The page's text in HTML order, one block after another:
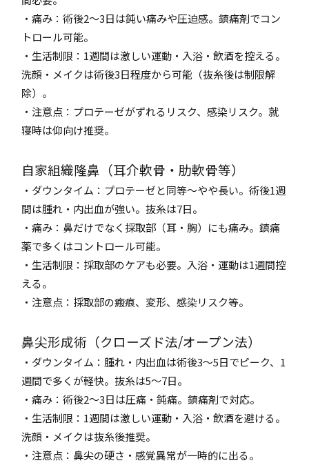
・痛み：術後2～3日は鈍い痛みや圧迫感。鎮痛剤でコン
トロール可能。
・生活制限：1週間は激しい運動・入浴・飲酒を控える。
洗顔・メイクは術後3日程度から可能（抜糸後は制限解
除）。
・注意点：プロテーゼがずれるリスク、感染リスク。就
寝時は仰向け推奨。
自家組織隆鼻（耳介軟骨・肋軟骨等）
・ダウンタイム：プロテーゼと同等～やや長い。術後1週
間は腫れ・内出血が強い。抜糸は7日。
・痛み：鼻だけでなく採取部（耳・胸）にも痛み。鎮痛
薬で多くはコントロール可能。
・生活制限：採取部のケアも必要。入浴・運動は1週間控
える。
・注意点：採取部の瘢痕、変形、感染リスク等。
鼻尖形成術（クローズド法/オープン法）
・ダウンタイム：腫れ・内出血は術後3～5日でピーク、1
週間で多くが軽快。抜糸は5～7日。
・痛み：術後2～3日は圧痛・鈍痛。鎮痛剤で対応。
・生活制限：1週間は激しい運動・入浴・飲酒を避ける。
洗顔・メイクは抜糸後推奨。
・注意点：鼻尖の硬さ・感覚異常が一時的に出る。